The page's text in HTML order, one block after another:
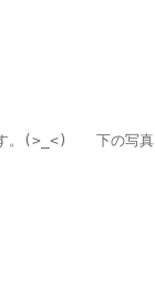
す。(>_<)ゞ 下の写真